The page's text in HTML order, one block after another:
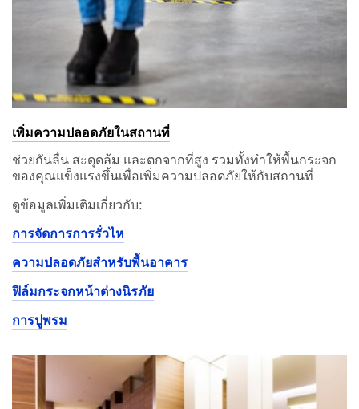
เพิ่มความปลอดภัยในสถานที่
ช่วยกันลื่น สะดุดล้ม และตกจากที่สูง รวมทั้งทำให้พื้นกระจก
ของคุณแข็งแรงขึ้นเพื่อเพิ่มความปลอดภัยให้กับสถานที่
ดูข้อมูลเพิ่มเติมเกี่ยวกับ:
การจัดการการรั่วไห
ความปลอดภัยสำหรับพื้นอาคาร
ฟิล์มกระจกหน้าต่างนิรภัย
การปูพรม